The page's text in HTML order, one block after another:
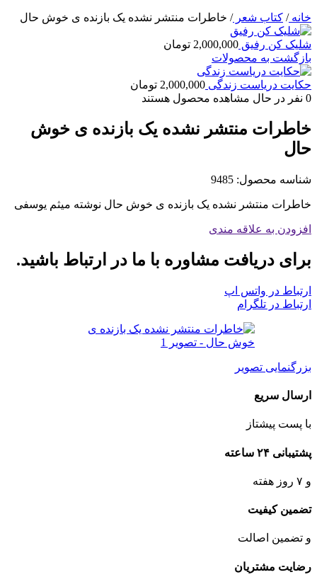
خانه/ کتاب شعر/ خاطرات منتشر نشده یک بازنده ی خوش حال
شلیک کن رفیق 2,000,000 تومان
بازگشت به محصولات
حکایت دریاست زندگی 2,000,000 تومان
0 نفر در حال مشاهده محصول هستند
خاطرات منتشر نشده یک بازنده ی خوش
حال
شناسه محصول: 9485
خاطرات منتشر نشده یک بازنده ی خوش حال نوشته میثم یوسفی
افزودن به علاقه مندی
برای دریافت مشاوره با ما در ارتباط باشید.
ارتباط در واتس اپ
ارتباط در تلگرام
بزرگنمایی تصویر
ارسال سریع
با پست پیشتاز
پشتیبانی ۲۴ ساعته
و ۷ روز هفته
تضمین کیفیت
و تضمین اصالت
رضایت مشتریان